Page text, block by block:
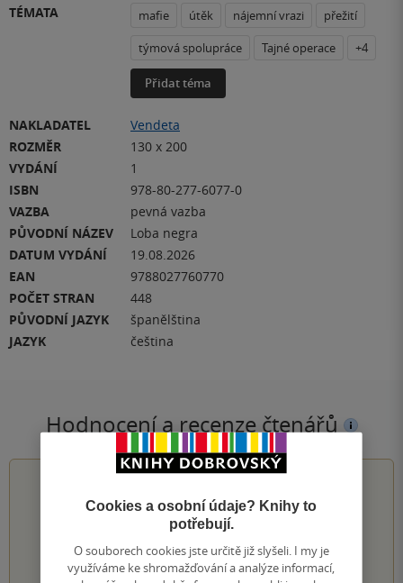
TÉMATA
mafie útěk nájemní vrazi
přežití
týmová spolupráce
Tajné operace +4
Přidat téma
NAKLADATEL
Vendeta
ROZMĚR
130 x 200
VYDÁNÍ
1
ISBN
978-80-277-6077-0
VAZBA
pevná vazba
PŮVODNÍ NÁZEV
Loba negra
DATUM VYDÁNÍ
19.08.2026
EAN
9788027760770
POČET STRAN
448
PŮVODNÍ JAZYK
španělština
JAZYK
čeština
Hodnocení a recenze čtenářů
0.0z5
0hodnocení čtenářů
Cookies a osobní údaje? Knihy to
potřebují.
O souborech cookies jste určitě již slyšeli. I my je
využíváme ke shromažďování a analýze informací,